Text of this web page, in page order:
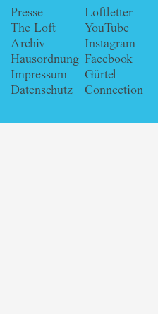
Presse
The Loft
Archiv
Hausordnung
Impressum
Datenschutz
Loftletter
YouTube
Instagram
Facebook
Gürtel
Connection